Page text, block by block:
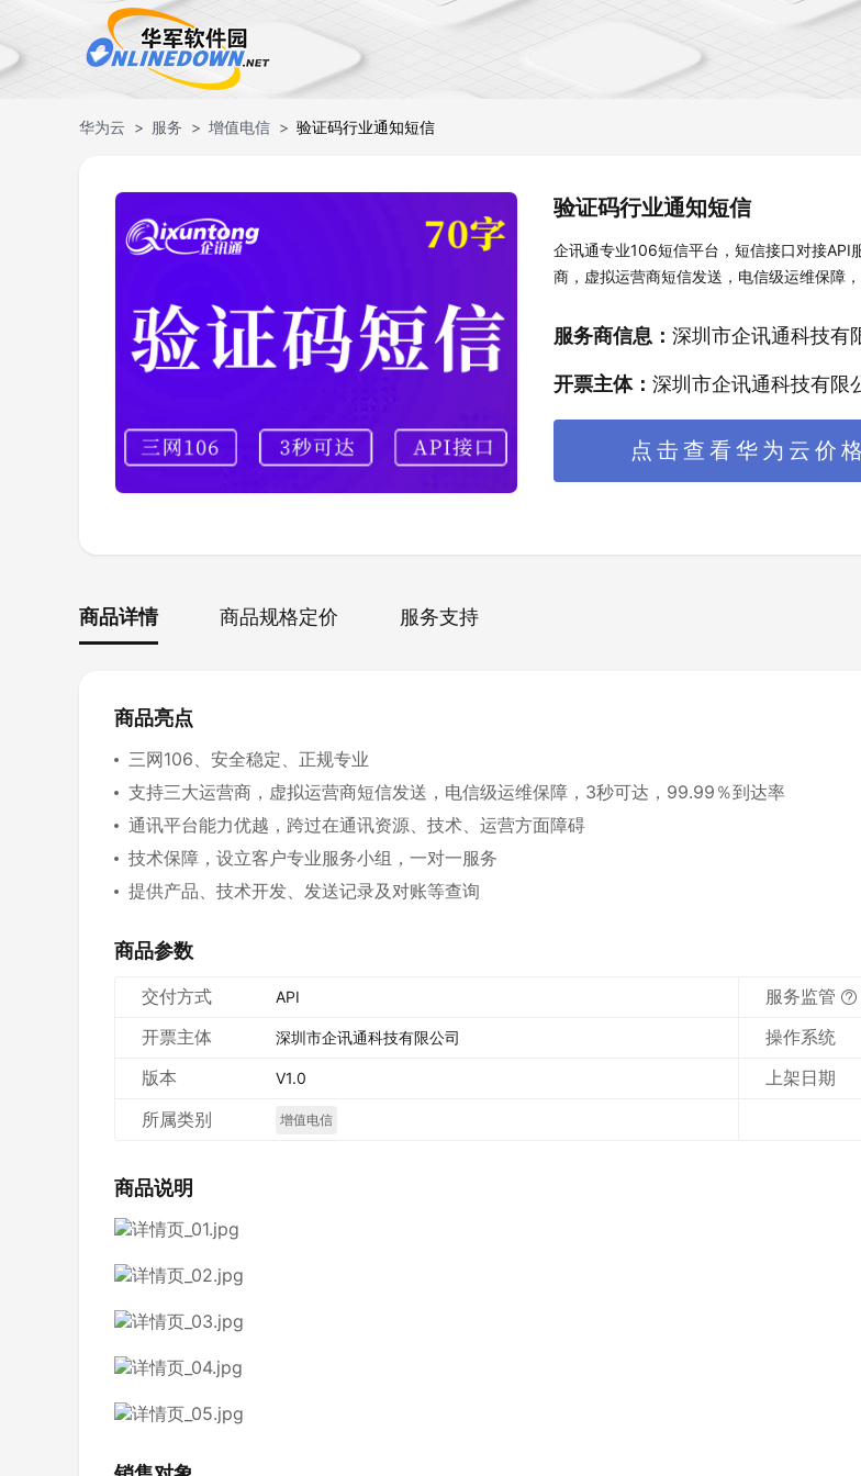
华为云 服务 增值电信 验证码行业通知短信
验证码行业通知短信
企讯通专业106短信平台，短信接口对接API
商，虚拟运营商短信发送，电信级运维保障
服务商信息： 深圳市企讯通科技有
开票主体： 深圳市企讯通科技有限
点击查看华为云价
商品详情 商品规格定价 服务支持
商品亮点
三网106、安全稳定、正规专业
支持三大运营商，虚拟运营商短信发送，电信级运维保障，3秒可达，99.99％到达率
通讯平台能力优越，跨过在通讯资源、技术、运营方面障碍
技术保障，设立客户专业服务小组，一对一服务
提供产品、技术开发、发送记录及对账等查询
商品参数
交付方式 API 服务监管
开票主体 深圳市企讯通科技有限公司 操作系统
版本 V1.0 上架日期
所属类别 增值电信
商品说明